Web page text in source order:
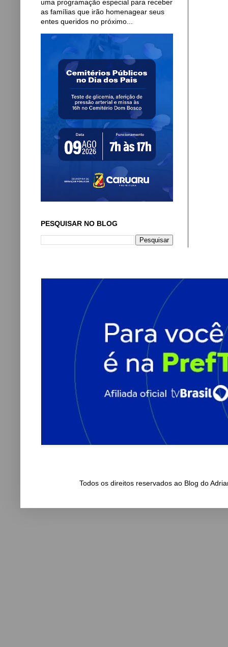
uma programação especial para receber
as famílias que irão homenagear seus
entes queridos no próximo...
PESQUISAR NO BLOG
Todos os direitos reservados ao Blog do